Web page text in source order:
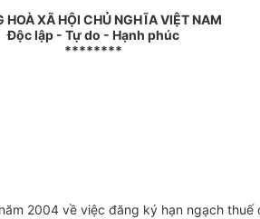
HOÀ XÃ HỘI CHỦ NGHĨA VIỆT NAM
Độc lập - Tự do - Hạnh phúc
********
2004 về việc đăng ký hạn ngạch thuế